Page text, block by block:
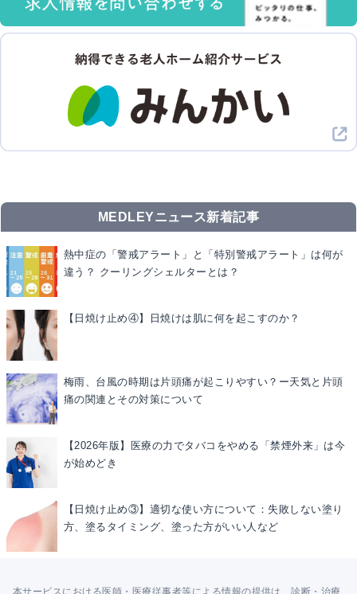
MEDLEYニュース新着記事
熱中症の「警戒アラート」と「特別警戒アラート」は何が
違う？ クーリングシェルターとは？
【日焼け止め④】日焼けは肌に何を起こすのか？
梅雨、台風の時期は片頭痛が起こりやすい？ー天気と片頭
痛の関連とその対策について
【2026年版】医療の力でタバコをやめる「禁煙外来」は今
が始めどき
【日焼け止め③】適切な使い方について：失敗しない塗り
方、塗るタイミング、塗った方がいい人など
本サービスにおける医師・医療従事者等による情報の提供は、診断・治療